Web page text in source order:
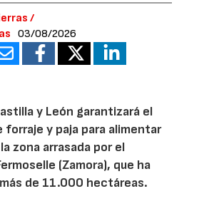
/
03/08/2026
y León garantizará el
forraje y paja para alimentar
zona arrasada por el
(Zamora), que ha
de 11.000 hectáreas.